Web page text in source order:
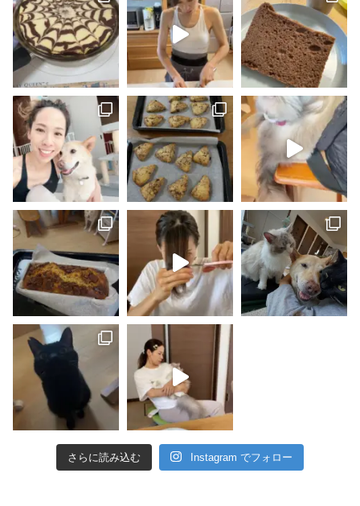
さらに読み込む Instagram でフォロー